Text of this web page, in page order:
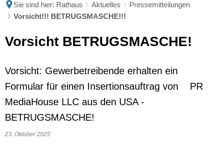
Sie sind hier: Rathaus Aktuelles
Pressemitteilungen
Vorsicht!!! BETRUGSMASCHE!!!
Vorsicht BETRUGSMASCHE!
Vorsicht: Gewerbetreibende erhalten ein
Formular für einen Insertionsauftrag von PR
MediaHouse LLC aus den USA -
BETRUGSMASCHE!
23. Oktober 2025